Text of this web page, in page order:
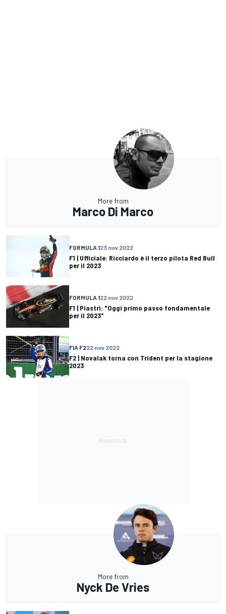
More from
Marco Di Marco
FORMULA 123 nov 2022
F1 | Ufficiale: Ricciardo è il terzo pilota Red Bull
per il 2023
FORMULA 122 nov 2022
F1 | Piastri: "Oggi primo passo fondamentale
per il 2023"
FIA F222 nov 2022
F2 | Novalak torna con Trident per la stagione
2023
More from
Nyck De Vries